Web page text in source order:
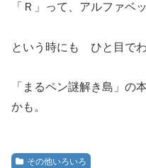
「Ｒ」って、アルファベ
という時にも ひと目でわ
「まるペン謎解き島」の
かも。
その他いろいろ